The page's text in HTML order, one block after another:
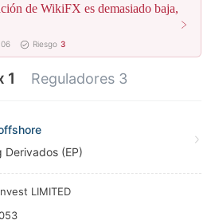
de WikiFX es demasiado baja,
Riesgo 3
1 Reguladores 3
Derivados (EP)
LIMITED